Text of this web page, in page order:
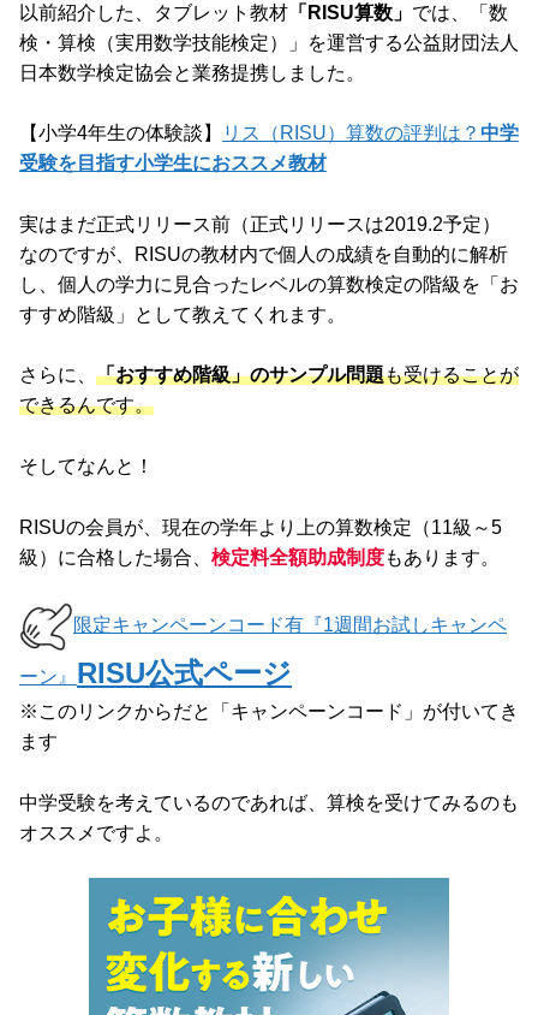
以前紹介した、タブレット教材 「RISU算数」 では、「数
検・算検（実用数学技能検定）」を運営する公益財団法人
日本数学検定協会と業務提携しました。
【小学4年生の体験談】 リス（RISU）算数の評判は？ 中学
受験を目指す小学生におススメ教材
実はまだ正式リリース前（正式リリースは2019.2予定）
なのですが、RISUの教材内で個人の成績を自動的に解析
し、個人の学力に見合ったレベルの算数検定の階級を「お
すすめ階級」として教えてくれます。
さらに、 「おすすめ階級」のサンプル問題も受けることが
できるんです。
そしてなんと！
RISUの会員が、現在の学年より上の算数検定（11級～5
級）に合格した場合、 検定料全額助成制度もあります。
限定キャンペーンコード有『1週間お試しキャンペ
ーン』 RISU公式ページ
※このリンクからだと「キャンペーンコード」が付いてき
ます
中学受験を考えているのであれば、算検を受けてみるのも
オススメですよ。